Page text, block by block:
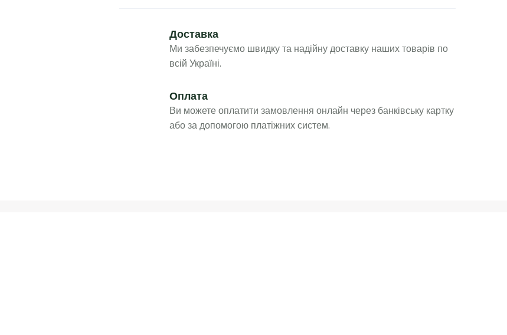
Доставка
Ми забезпечуємо швидку та надійну доставку наших товарів по
всій Україні.
Оплата
Ви можете оплатити замовлення онлайн через банківську картку
або за допомогою платіжних систем.